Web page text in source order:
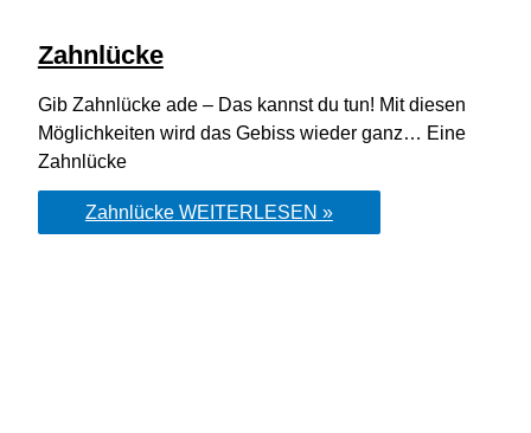
Zahnlücke
Gib Zahnlücke ade – Das kannst du tun! Mit diesen
Möglichkeiten wird das Gebiss wieder ganz… Eine
Zahnlücke
ZahnlückeWEITERLESEN »